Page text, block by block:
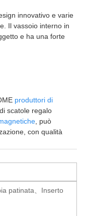
innovativo e varie
Il vassoio interno in
e ha una forte
produttori di
scatole regalo
, può
con qualità
patinata、Inserto